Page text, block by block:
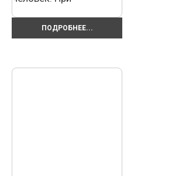
ПОДРОБНЕЕ...